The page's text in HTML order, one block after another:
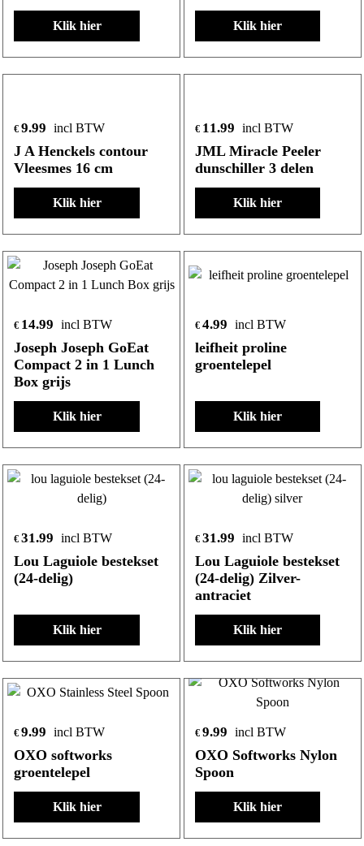
Klik hier Klik hier
€ 9.99 incl BTW
J A Henckels contour
Vleesmes 16 cm
Klik hier
€ 11.99 incl BTW
JML Miracle Peeler
dunschiller 3 delen
Klik hier
€ 14.99 incl BTW
Joseph Joseph GoEat
Compact 2 in 1 Lunch
Box grijs
Klik hier
€ 4.99 incl BTW
leifheit proline
groentelepel
Klik hier
€ 31.99 incl BTW
Lou Laguiole bestekset
(24-delig)
Klik hier
€ 31.99 incl BTW
Lou Laguiole bestekset
(24-delig) Zilver-
antraciet
Klik hier
€ 9.99 incl BTW
OXO softworks
groentelepel
Klik hier
€ 9.99 incl BTW
OXO Softworks Nylon
Spoon
Klik hier